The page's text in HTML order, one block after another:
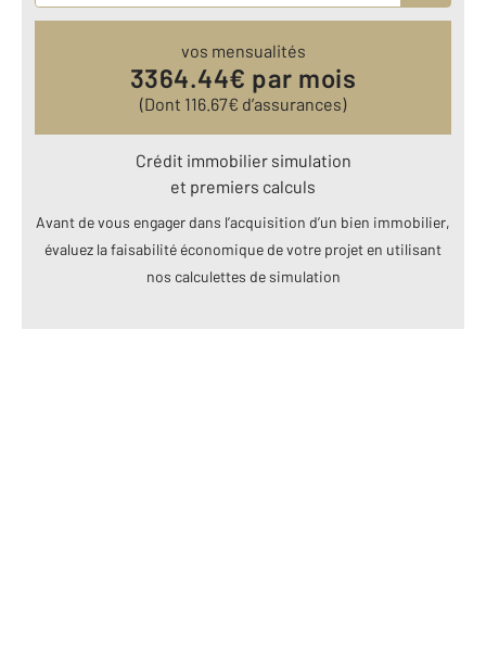
vos mensualités
3364.44€ par mois
(Dont 116.67€ d’assurances)
Crédit immobilier simulation
et premiers calculs
Avant de vous engager dans l’acquisition d’un bien immobilier,
évaluez la faisabilité économique de votre projet en utilisant
nos calculettes de simulation